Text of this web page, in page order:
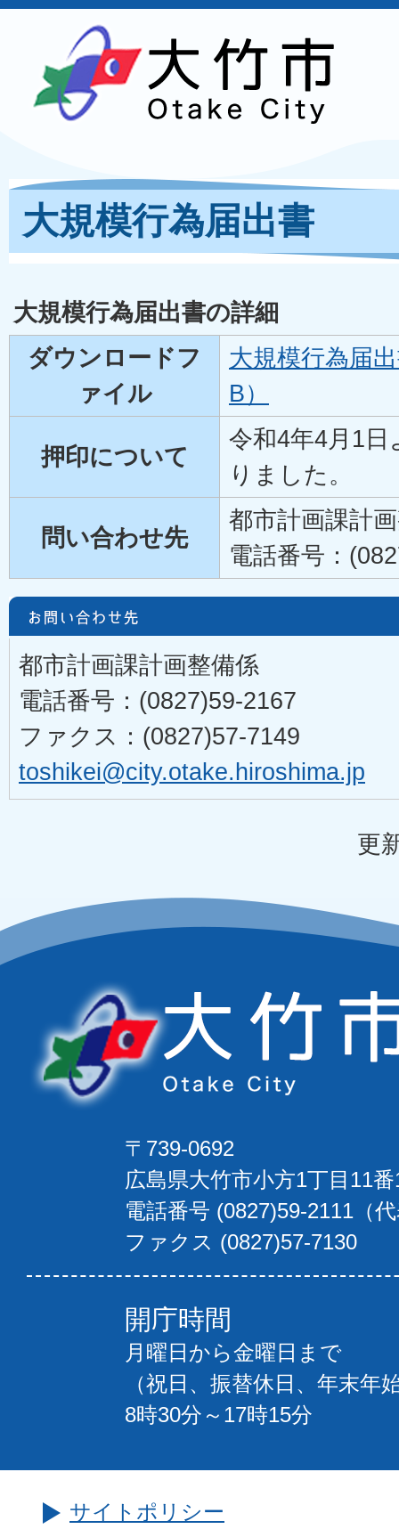
大規模行為届出書
大規模行為届出書の詳細
ダウンロードフ
ァイル
大規模行為届
B）
押印について
令和4年4月1
りました。
問い合わせ先
都市計画課計
電話番号：
都市計画課計画整備係
電話番号：(0827)59-2167
ファクス：(0827)57-7149
toshikei@city.otake.hiroshima.jp
更
〒739-0692
広島県大竹市小方1丁目11
電話番号 (0827)59-2111（
ファクス (0827)57-7130
開庁時間
月曜日から金曜日まで
（祝日、振替休日、年末年
8時30分～17時15分
サイトポリシー